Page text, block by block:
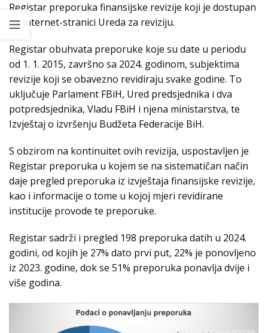
Registar preporuka finansijske revizije koji je dostupan
na internet-stranici Ureda za reviziju.
Registar obuhvata preporuke koje su date u periodu
od 1. 1. 2015, završno sa 2024. godinom, subjektima
revizije koji se obavezno revidiraju svake godine. To
uključuje Parlament FBiH, Ured predsjednika i dva
potpredsjednika, Vladu FBiH i njena ministarstva, te
Izvještaj o izvršenju Budžeta Federacije BiH.
S obzirom na kontinuitet ovih revizija, uspostavljen je
Registar preporuka u kojem se na sistematičan način
daje pregled preporuka iz izvještaja finansijske revizije,
kao i informacije o tome u kojoj mjeri revidirane
institucije provode te preporuke.
Registar sadrži i pregled 198 preporuka datih u 2024.
godini, od kojih je 27% dato prvi put, 22% je ponovljeno
iz 2023. godine, dok se 51% preporuka ponavlja dvije i
više godina.